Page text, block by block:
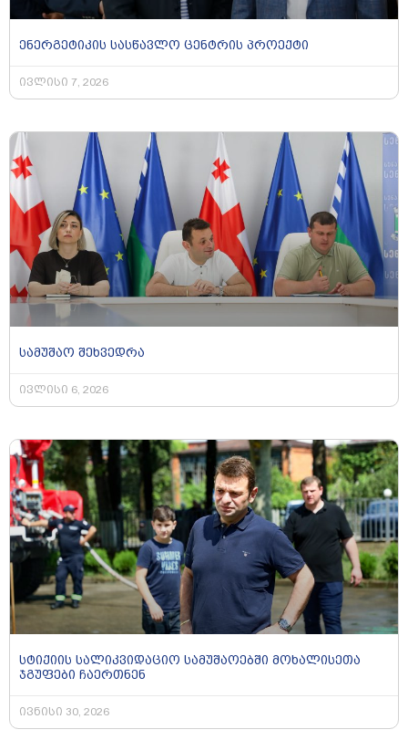
ენერგეტიკის სასწავლო ცენტრის პროექტი
ივლისი 7, 2026
სამუშაო შეხვედრა
ივლისი 6, 2026
სტიქიის სალიკვიდაციო სამუშაოებში მოხალისეთა
ჯგუფები ჩაერთნენ
ივნისი 30, 2026